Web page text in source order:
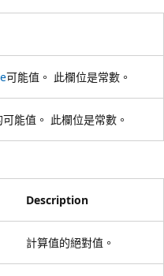
可能值。 此欄位是常數。
可能值。 此欄位是常數。
Description
計算值的絕對值。